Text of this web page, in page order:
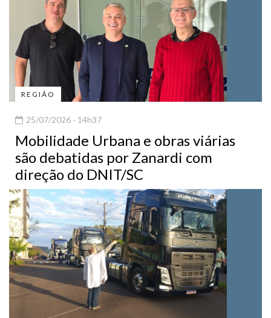
REGIÃO
25/07/2026 - 14h37
Mobilidade Urbana e obras viárias
são debatidas por Zanardi com
direção do DNIT/SC